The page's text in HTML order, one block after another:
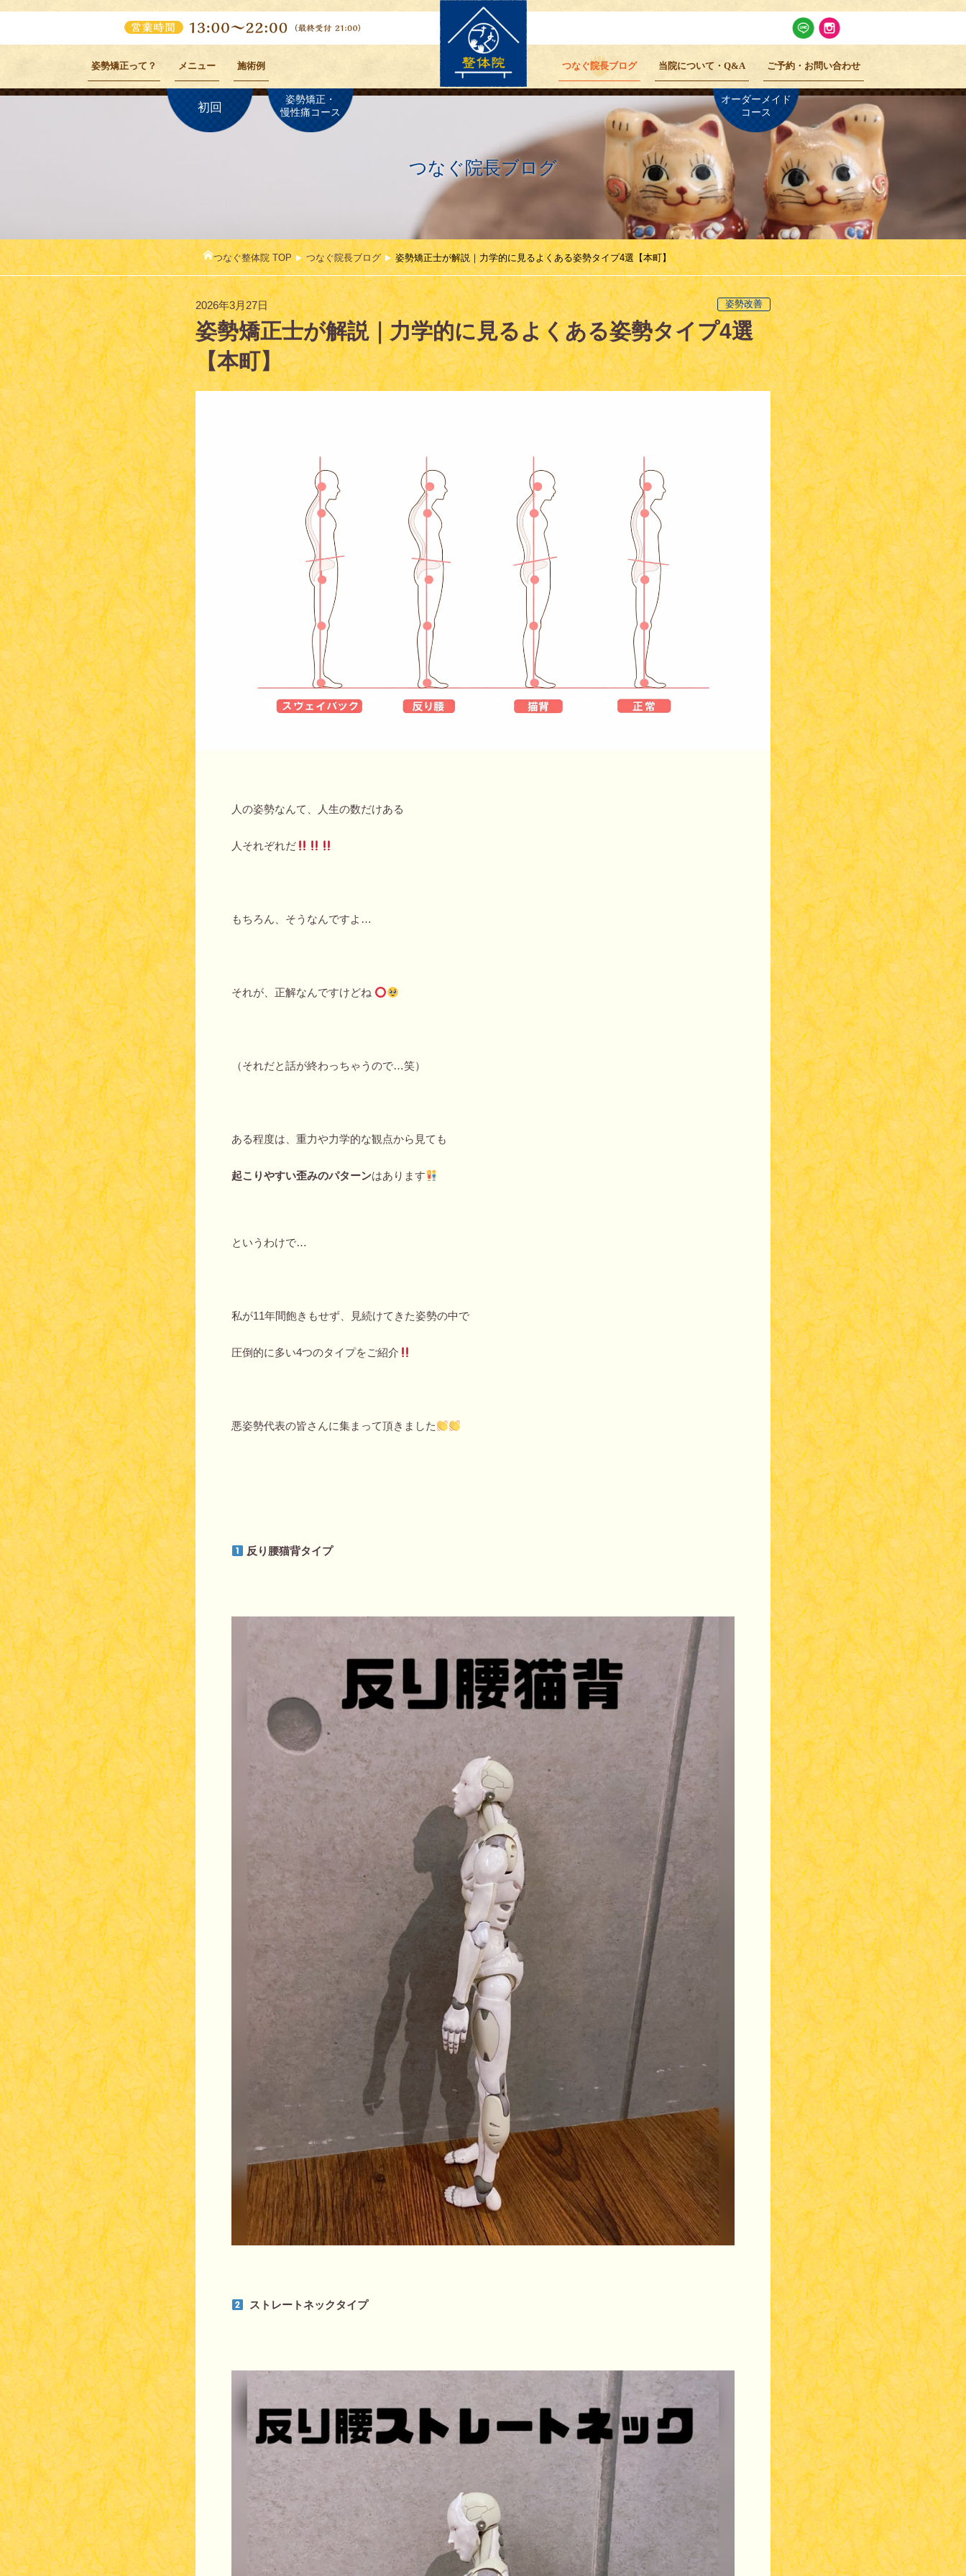
姿勢矯正って？ メニュー 施術例 つなぐ院長ブログ 当院について・Q&A ご予約・お問い合わせ
初回
姿勢矯正・
慢性痛コース
オーダーメイド
コース
つなぐ院長ブログ
つなぐ整体院 TOP つなぐ院長ブログ 姿勢矯正士が解説｜力学的に見るよくある姿勢タイプ4選【本町】
2026年3月27日 姿勢改善
姿勢矯正士が解説｜力学的に見るよくある姿勢タイプ4選
【本町】
人の姿勢なんて、人生の数だけある
人それぞれだ
もちろん、そうなんですよ…
それが、正解なんですけどね
（それだと話が終わっちゃうので…笑）
ある程度は、重力や力学的な観点から見ても
起こりやすい歪みのパターンはあります
というわけで…
私が11年間飽きもせず、見続けてきた姿勢の中で
圧倒的に多い4つのタイプをご紹介
悪姿勢代表の皆さんに集まって頂きました
反り腰猫背タイプ
ストレートネックタイプ